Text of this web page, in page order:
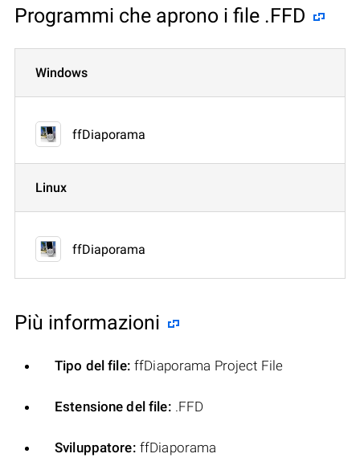
Programmi che aprono i file .FFD
Windows
ffDiaporama
Linux
ffDiaporama
Più informazioni
Tipo del file: ffDiaporama Project File
Estensione del file: .FFD
Sviluppatore: ffDiaporama